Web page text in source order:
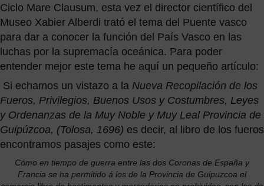
Ciclo Mare Clausum, esta vez el director científico del
Museo Xabier Alberdi trató el tema del Puente vasco
para dar a conocer la función del País Vasco en las
luchas por la supremacía oceánica. Para poder
entender mejor este tema he aquí un pequeño artículo:
Si echamos un vistazo a la Nueva Recopilación de los
Fueros, Privilegios, Buenos Usos y Costumbres, Leyes
y Ordenanzas de la Muy Noble y Muy Leal Provincia de
Guipúzcoa, (Tolosa, 1696) es decir, al libro de los fueros
encontramos pasajes como este:
Cómo en tiempo de guerra entre las dos Coronas de España y
Francia se ha permitido á los de la Provincia de Guipuzcoa el